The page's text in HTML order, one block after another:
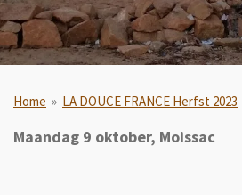
Home » LA DOUCE FRANCE Herfst 2023
Maandag 9 oktober, Moissac